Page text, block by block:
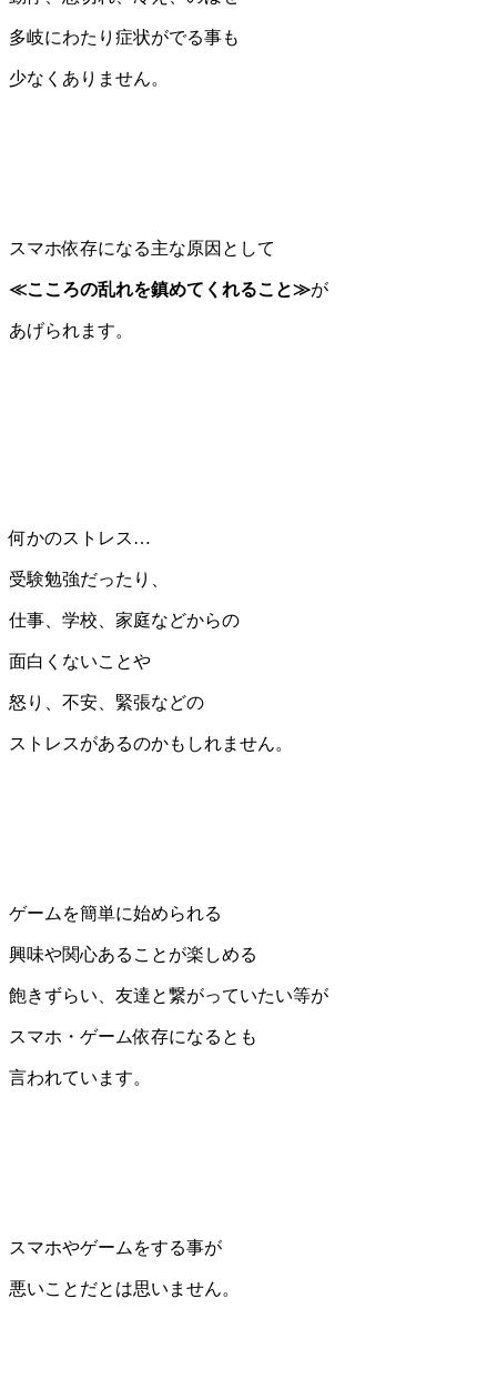
多岐にわたり症状がでる事も
少なくありません。
スマホ依存になる主な原因として
≪こころの乱れを鎮めてくれること≫が
あげられます。
何かのストレス…
受験勉強だったり、
仕事、学校、家庭などからの
面白くないことや
怒り、不安、緊張などの
ストレスがあるのかもしれません。
ゲームを簡単に始められる
興味や関心あることが楽しめる
飽きずらい、友達と繋がっていたい等が
スマホ・ゲーム依存になるとも
言われています。
スマホやゲームをする事が
悪いことだとは思いません。